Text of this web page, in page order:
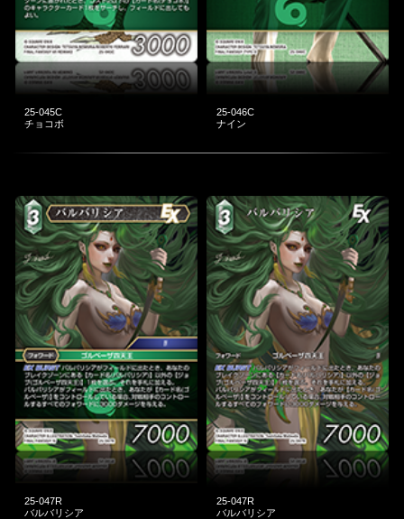
25-045C
チョコボ
25-046C
ナイン
25-047R
バルバリシア
25-047R
バルバリシア